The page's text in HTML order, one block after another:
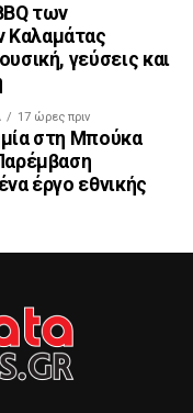
των
γεύσεις και
17 ώρες πριν
στη Μπούκα
έργο εθνικής